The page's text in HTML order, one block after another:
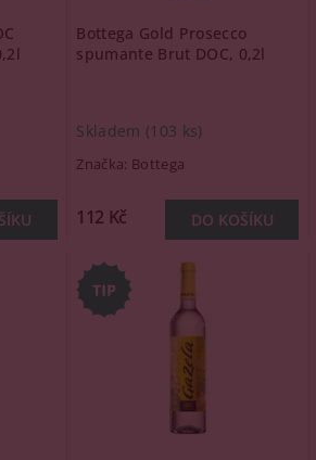
Bottega Gold Prosecco
spumante Brut DOC, 0,2l
Skladem (103 ks)
Značka: Bottega
112 Kč